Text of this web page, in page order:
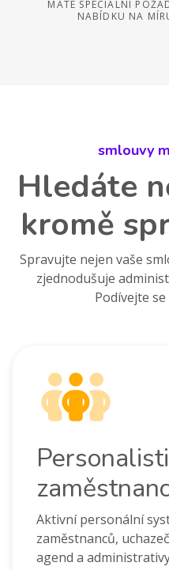
MÁTE SPECIÁLNÍ
NABÍDKU NA
smlouvy
Hledáte
kromě
Spravujte nejen vaše
zjednodušuje
Podívejte
Aktivní personální
zaměstnanců,
agend a